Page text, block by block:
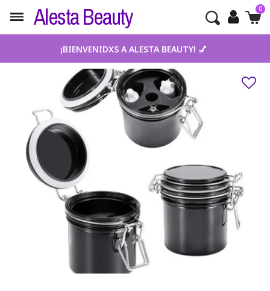
Alesta Beauty
¡BIENVENIDXS A ALESTA BEAUTY! 💅